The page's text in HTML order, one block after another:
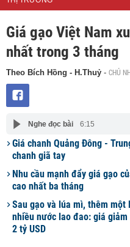
Giá gạo Việt Nam
nhất trong 3 tháng
Theo Bích Hồng - H.Thuỷ - CHỦ
Nghe đọc bài 6:15
Giá chanh Quảng Đông -
chanh giã tay
Nhu cầu mạnh đẩy giá gạo
cao nhất ba tháng
Sau gạo và lúa mì, thêm
nhiều nước lao đao: giá
2 tỷ USD